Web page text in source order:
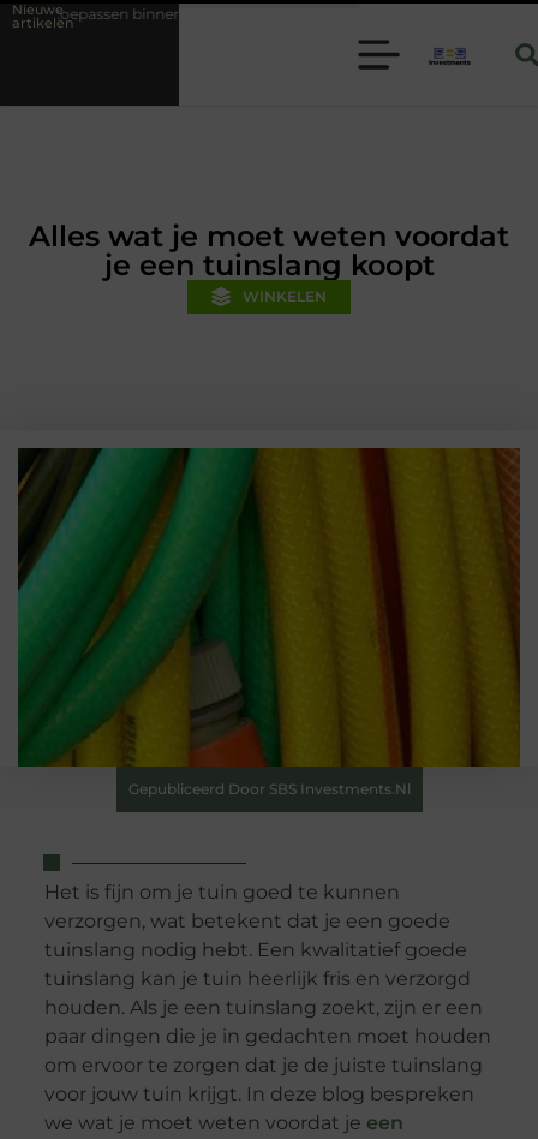
Nieuwe
artikelen
moderne folie techniek
Alles wat je moet weten voordat
je een tuinslang koopt
WINKELEN
Gepubliceerd Door SBS Investments.nl
Het is fijn om je tuin goed te kunnen
verzorgen, wat betekent dat je een goede
tuinslang nodig hebt. Een kwalitatief goede
tuinslang kan je tuin heerlijk fris en verzorgd
houden. Als je een tuinslang zoekt, zijn er een
paar dingen die je in gedachten moet houden
om ervoor te zorgen dat je de juiste tuinslang
voor jouw tuin krijgt. In deze blog bespreken
we wat je moet weten voordat je een